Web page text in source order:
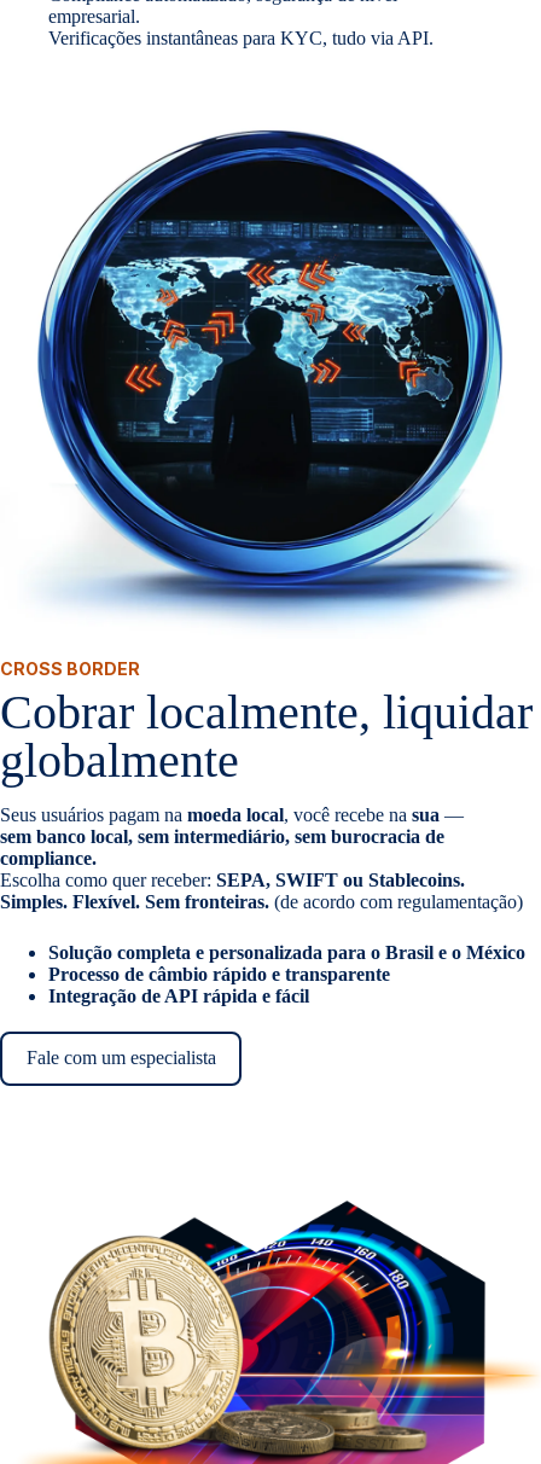
empresarial.
Verificações instantâneas para KYC, tudo via API.
CROSS BORDER
Cobrar localmente, liquidar
globalmente
Seus usuários pagam na moeda local, você recebe na sua —
sem banco local, sem intermediário, sem burocracia de
compliance.
Escolha como quer receber: SEPA, SWIFT ou Stablecoins.
Simples. Flexível. Sem fronteiras. (de acordo com regulamentação)
Solução completa e personalizada para o Brasil e o México
Processo de câmbio rápido e transparente
Integração de API rápida e fácil
Fale com um especialista